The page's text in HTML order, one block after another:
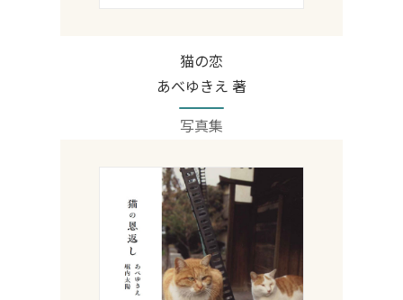
猫の恋
あべゆきえ 著
写真集